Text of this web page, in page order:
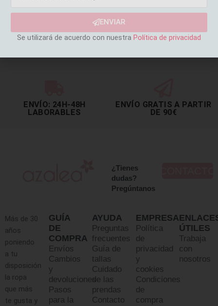
ENVÍO: 24H-48H
LABORABLES
ENVÍO GRATIS A PARTIR
DE 90€
¿Tienes
dudas?
Pregúntanos
Más de 30
años
poniendo
a tu
disposición
la ropa
que más
te gusta y
GUÍA
DE
COMPRA
Envíos
Cambios
y
devoluciones
Pasos
para la
AYUDA
Preguntas
frecuentes
Guía de
tallas
Cuidado
de las
prendas
Contacto
EMPRESA
Política
de
privacidad
y
cookies
Condiciones
de
compra
ÚTILES
Trabaja
con
nosotros
ENVIAR
Se utilizará de acuerdo con nuestra Política de privacidad